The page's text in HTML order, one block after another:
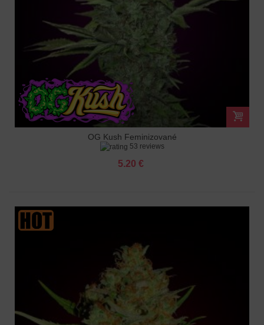
OG Kush Feminizované
53 reviews
5.20 €